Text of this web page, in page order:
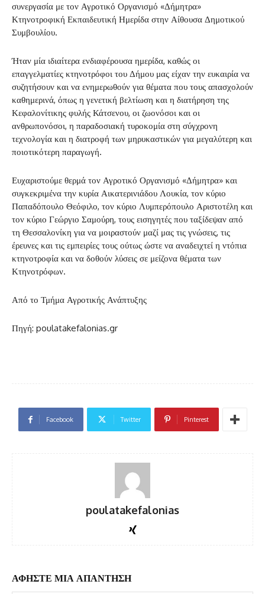
συνεργασία με τον Αγροτικό Οργανισμό «Δήμητρα»
Κτηνοτροφική Εκπαιδευτική Ημερίδα στην Αίθουσα Δημοτικού
Συμβουλίου.
Ήταν μία ιδιαίτερα ενδιαφέρουσα ημερίδα, καθώς οι
επαγγελματίες κτηνοτρόφοι του Δήμου μας είχαν την ευκαιρία να
συζητήσουν και να ενημερωθούν για θέματα που τους απασχολούν
καθημερινά, όπως η γενετική βελτίωση και η διατήρηση της
Κεφαλονίτικης φυλής Κάτσενου, οι ζωονόσοι και οι
ανθρωπονόσοι, η παραδοσιακή τυροκομία στη σύγχρονη
τεχνολογία και η διατροφή των μηρυκαστικών για μεγαλύτερη και
ποιοτικότερη παραγωγή.
Ευχαριστούμε θερμά τον Αγροτικό Οργανισμό «Δήμητρα» και
συγκεκριμένα την κυρία Αικατερινιάδου Λουκία, τον κύριο
Παπαδόπουλο Θεόφιλο, τον κύριο Λυμπερόπουλο Αριστοτέλη και
τον κύριο Γεώργιο Σαμούρη, τους εισηγητές που ταξίδεψαν από
τη Θεσσαλονίκη για να μοιραστούν μαζί μας τις γνώσεις, τις
έρευνες και τις εμπειρίες τους ούτως ώστε να αναδειχτεί η ντόπια
κτηνοτροφία και να δοθούν λύσεις σε μείζονα θέματα των
Κτηνοτρόφων.
Από το Τμήμα Αγροτικής Ανάπτυξης
Πηγή: poulatakefalonias.gr
Facebook Twitter Pinterest
poulatakefalonias
ΑΦΗΣΤΕ ΜΙΑ ΑΠΑΝΤΗΣΗ